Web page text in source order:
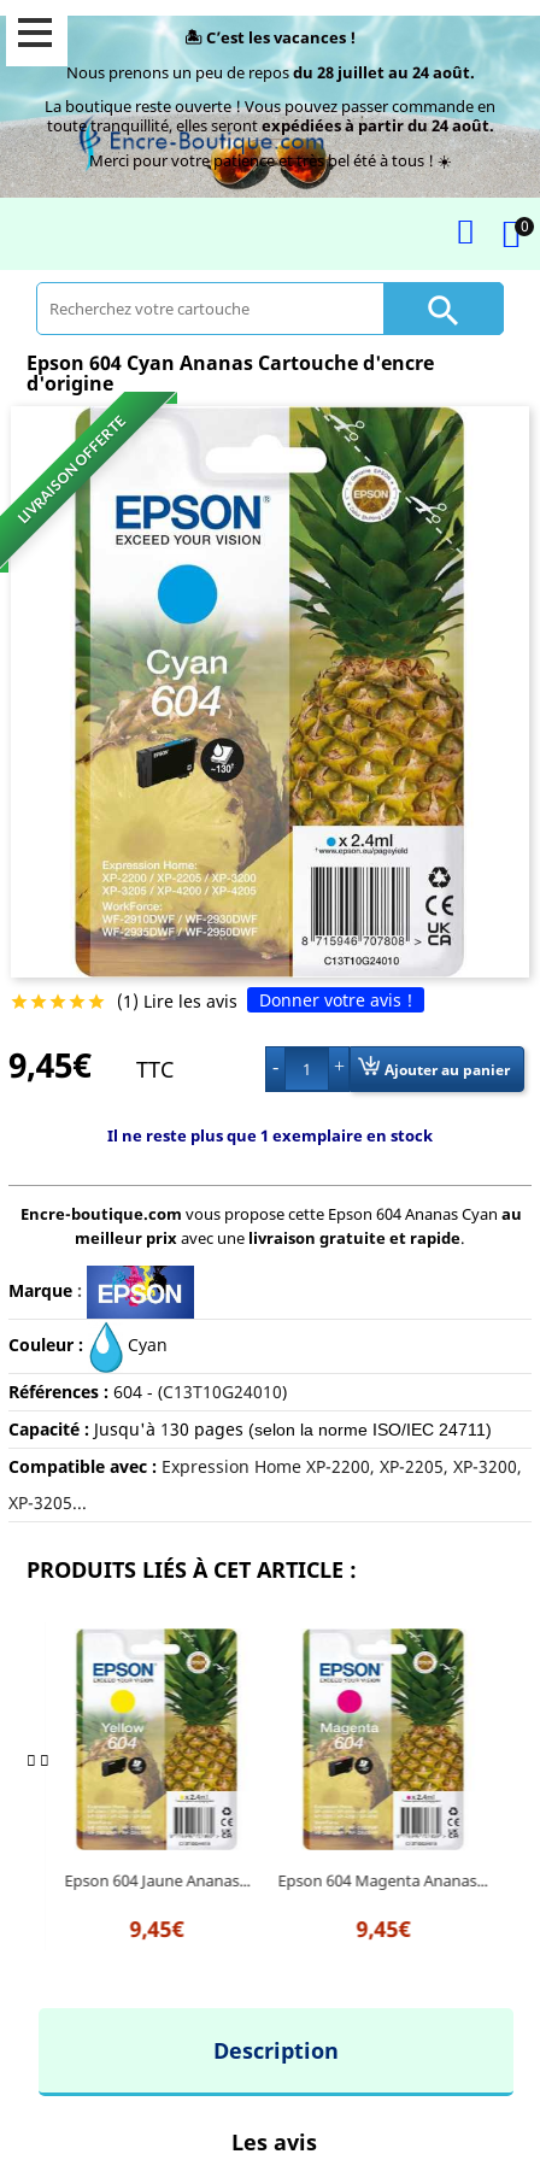
🏝️ C’est les vacances !
Nous prenons un peu de reposdu 28 juillet au 24 août.
La boutique reste ouverte ! Vous pouvez passer commande en
toute tranquillité, elles serontexpédiées à partir du 24 août.
Merci pour votre patience et très bel été à tous ! ☀️
0

Epson 604 Cyan Ananas Cartouche d'encre
d'origine
LIVRAISON OFFERTE
 (1) Lire les avis Donner votre avis !
9,45€ TTC 1 Ajouter au panier
Il ne reste plus que 1 exemplaire en stock
Encre-boutique.com vous propose cette Epson 604 Ananas Cyanau
meilleur prixavec une livraison gratuite et rapide.
Marque:
Couleur : Cyan
Références : 604 - (C13T10G24010)
Capacité : Jusqu'à 130 pages (selon la norme ISO/IEC 24711)
Compatible avec : Expression Home XP-2200, XP-2205, XP-3200,
XP-3205...
PRODUITS LIÉS À CET ARTICLE :
Epson 604 Jaune Ananas...
9,45€
Epson 604 Magenta Ananas...
9,45€
Description
Les avis